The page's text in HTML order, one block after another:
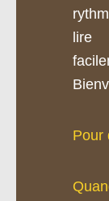
Pour